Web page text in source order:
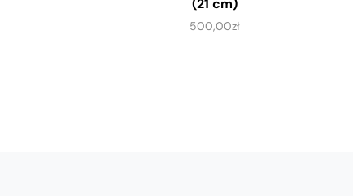
(21 cm)
500,00zł